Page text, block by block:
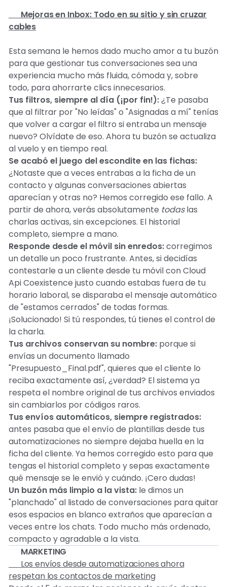
📥 Mejoras en Inbox: Todo en su sitio y sin cruzar
cables
Esta semana le hemos dado mucho amor a tu buzón
para que gestionar tus conversaciones sea una
experiencia mucho más fluida, cómoda y, sobre
todo, para ahorrarte clics innecesarios.
Tus filtros, siempre al día (¡por fin!):¿Te pasaba
que al filtrar por "No leídas" o "Asignadas a mí" tenías
que volver a cargar el filtro si entraba un mensaje
nuevo? Olvídate de eso. Ahora tu buzón se actualiza
al vuelo y en tiempo real.
Se acabó el juego del escondite en las fichas:
¿Notaste que a veces entrabas a la ficha de un
contacto y algunas conversaciones abiertas
aparecían y otras no? Hemos corregido ese fallo. A
partir de ahora, verás absolutamente todaslas
charlas activas, sin excepciones. El historial
completo, siempre a mano.
Responde desde el móvil sin enredos:corregimos
un detalle un poco frustrante. Antes, si decidías
contestarle a un cliente desde tu móvil con Cloud
Api Coexistence justo cuando estabas fuera de tu
horario laboral, se disparaba el mensaje automático
de "estamos cerrados" de todas formas.
¡Solucionado! Si tú respondes, tú tienes el control de
la charla.
Tus archivos conservan su nombre: porque si
envías un documento llamado
"Presupuesto_Final.pdf", quieres que el cliente lo
reciba exactamente así, ¿verdad? El sistema ya
respeta el nombre original de tus archivos enviados
sin cambiarlos por códigos raros.
Tus envíos automáticos, siempre registrados:
antes pasaba que el envío de plantillas desde tus
automatizaciones no siempre dejaba huella en la
ficha del cliente. Ya hemos corregido esto para que
tengas el historial completo y sepas exactamente
qué mensaje se le envió y cuándo. ¡Cero dudas!
Un buzón más limpio a la vista: le dimos un
"planchado" al listado de conversaciones para quitar
esos espacios en blanco extraños que aparecían a
veces entre los chats. Todo mucho más ordenado,
compacto y agradable a la vista.
MARKETING
📩 Los envíos desde automatizaciones ahora
respetan los contactos de marketing